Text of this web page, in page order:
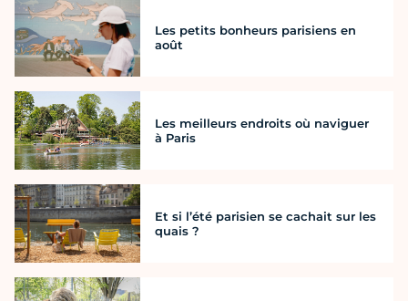
Les petits bonheurs parisiens en
août
Les meilleurs endroits où naviguer
à Paris
Et si l’été parisien se cachait sur les
quais ?